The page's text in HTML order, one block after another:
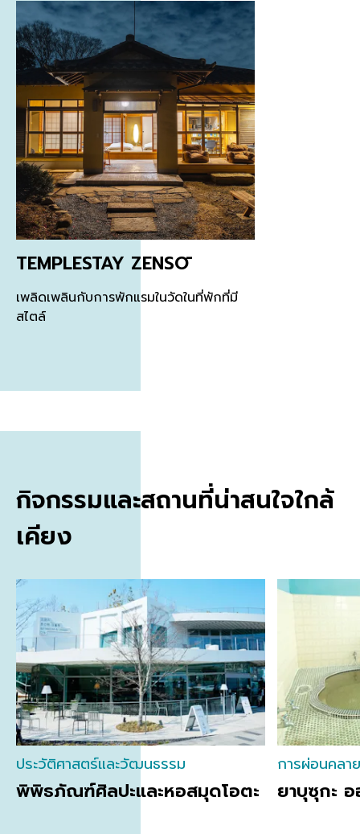
TEMPLESTAY ZENSŌ
เพลิดเพลินกับการพักแรมในวัดในที่พักที่มี
สไตล์
กิจกรรมและสถานที่น่าสนใจใกล้
เคียง
ประวัติศาสตร์และวัฒนธรรม
พิพิธภัณฑ์ศิลปะและหอสมุดโอตะ
การผ่อนคลาย
ยาบุซุกะ